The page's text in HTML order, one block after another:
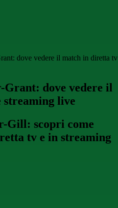
dove vedere il match in diretta tv
dove vedere il
live
Gill: scopri come
tv e in streaming